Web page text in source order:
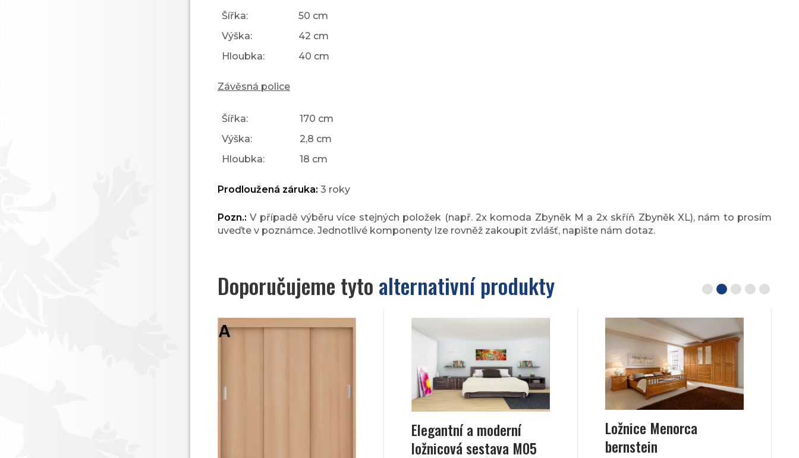
Šířka:
50 cm
Výška:
42 cm
Hloubka:
40 cm
Závěsná police
Šířka:
170 cm
Výška:
2,8 cm
Hloubka:
18 cm
Prodloužená záruka: 3 roky
Pozn.: V případě výběru více stejných položek (např. 2x komoda Zbyněk M a 2x skříň Zbyněk XL), nám to prosím
uveďte v poznámce. Jednotlivé komponenty lze rovněž zakoupit zvlášť, napište nám dotaz.
Doporučujeme tyto alternativní produkty
Elegantní a moderní
ložnicová sestava M05
Ložnice Menorca
bernstein